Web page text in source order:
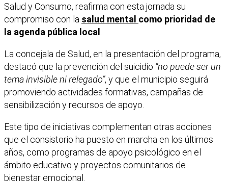
Salud y Consumo, reafirma con esta jornada su
compromiso con la salud mental como prioridad de
la agenda pública local
La concejala de Salud, en la presentación del programa,
destacó que la prevención del suicidio “no puede ser un
tema invisible ni relegado”, y que el municipio seguirá
promoviendo actividades formativas, campañas de
sensibilización y recursos de apoyo.
Este tipo de iniciativas complementan otras acciones
que el consistorio ha puesto en marcha en los últimos
años, como programas de apoyo psicológico en el
ámbito educativo y proyectos comunitarios de
bienestar emocional.